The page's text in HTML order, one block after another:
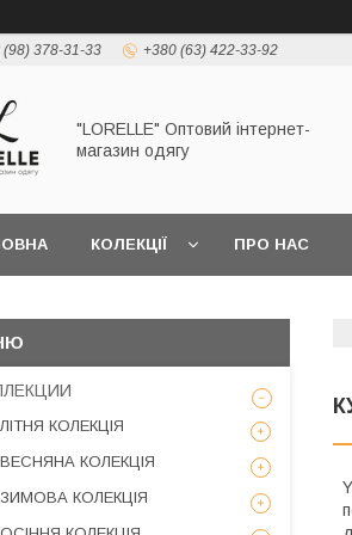
(98) 378-31-33 +380 (63) 422-33-92
"LORELLE" Оптовий інтернет-
магазин одягу
КОЛЕКЦІЇ ПРО НАС
ЛІТНЯ КОЛЕКЦІЯ
ВЕСНЯНА КОЛЕКЦІЯ
ЗИМОВА КОЛЕКЦІЯ